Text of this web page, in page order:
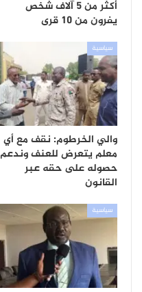
أكثر من 5 آلاف شخص
يفرون من 10 قرى
سياسية
والي الخرطوم: نقف مع أي
معلم يتعرض للعنف وندعم
حصوله على حقه عبر
القانون
سياسية